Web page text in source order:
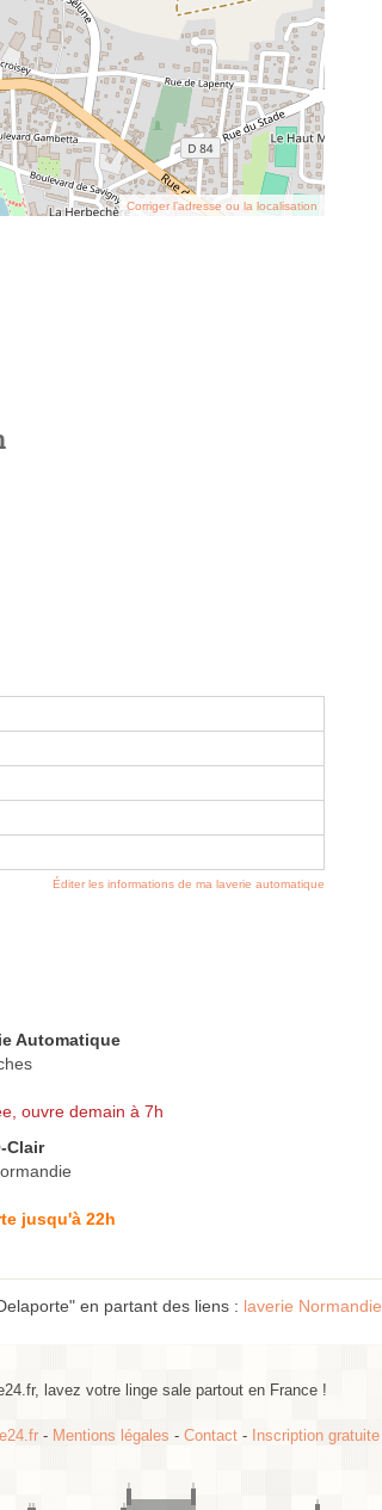
Corriger l’adresse ou la localisation
Éditer les informations de ma laverie automatique
Automatique
ouvre demain à 7h
Clair
jusqu'à 22h
en partant des liens : laverie Normandie
lavez votre linge sale partout en France !
- Mentions légales - Contact - Inscription gratuite